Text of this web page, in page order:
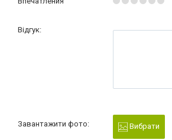
Відгук:
Завантажити фото: Вибрати